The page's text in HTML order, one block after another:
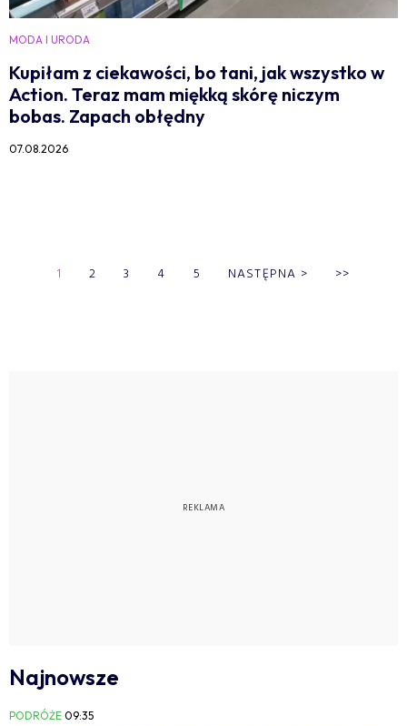
MODA I URODA
Kupiłam z ciekawości, bo tani, jak wszystko w
Action. Teraz mam miękką skórę niczym
bobas. Zapach obłędny
07.08.2026
1 2 3 4 5 NASTĘPNA > >>
Najnowsze
PODRÓŻE 09:35